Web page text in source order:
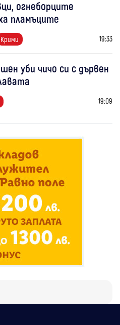
огнеборците
пламъците
Крими 19:33
уби чичо си с дървен
19:09